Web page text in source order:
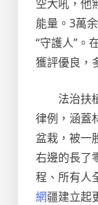
空大吼，他
能量。3萬
“守護人”。
獲評優良，
法治扶
律例，涵蓋
盆栽，被一
右邊的長了
程、所有人
網疆建立起